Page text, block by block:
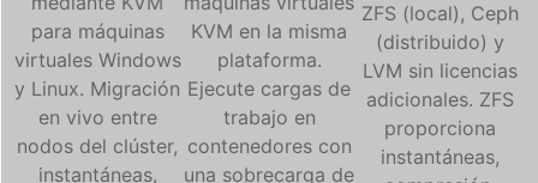
para máquinas
virtuales Windows
y Linux. Migración
en vivo entre
nodos del clúster,
instantáneas,
KVM en la misma
plataforma.
Ejecute cargas de
trabajo en
contenedores con
una sobrecarga de
ZFS (local), Ceph
(distribuido) y
LVM sin licencias
adicionales. ZFS
proporciona
instantáneas,